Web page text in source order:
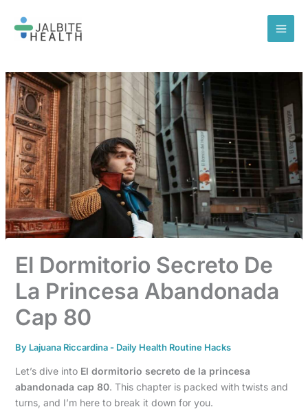
content
El Dormitorio Secreto De
La Princesa Abandonada
Cap 80
By Lajuana Riccardina - Daily Health Routine Hacks
Let’s dive into El dormitorio secreto de la princesa
abandonada cap 80. This chapter is packed with twists and
turns, and I’m here to break it down for you.